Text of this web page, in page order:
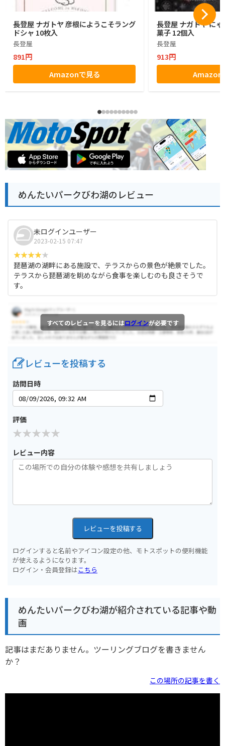
長登屋 ナガトヤ 彦根にようこそラング
ドシャ 10枚入
長登屋
891円
Amazonで見る
長登屋 ナガトヤ に
菓子 12個入
長登屋
913円
Amazon
めんたいパークびわ湖のレビュー
未ログインユーザー
2023-02-15 07:47
琵琶湖の湖畔にある施設で、テラスからの景色が絶景でした。
テラスから琵琶湖を眺めながら食事を楽しむのも良さそうで
す。
すべてのレビューを見るにはログインが必要です
レビューを投稿する
訪問日時
評価
レビュー内容
レビューを投稿する
ログインすると名前やアイコン設定の他、モトスポットの便利機能
が使えるようになります。
ログイン・会員登録はこちら
めんたいパークびわ湖が紹介されている記事や動
画
記事はまだありません。ツーリングブログを書きません
か？
この場所の記事を書く